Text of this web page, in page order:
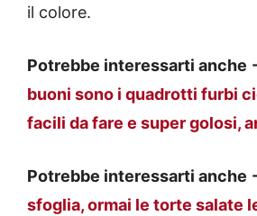
il colore.
Potrebbe interessarti anche
buoni sono i quadrotti furbi
facili da fare e super golosi,
Potrebbe interessarti anche
sfoglia, ormai le torte salate